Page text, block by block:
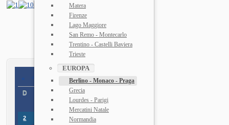
Matera
Firenze
Lago Maggiore
San Remo - Montecarlo
Trentino - Castelli Baviera
Trieste
EUROPA
Berlino - Monaco - Praga
Grecia
Lourdes - Parigi
Mercatini Natale
Normandia
« < Agosto2026 > »
D M G
2
4 6 7